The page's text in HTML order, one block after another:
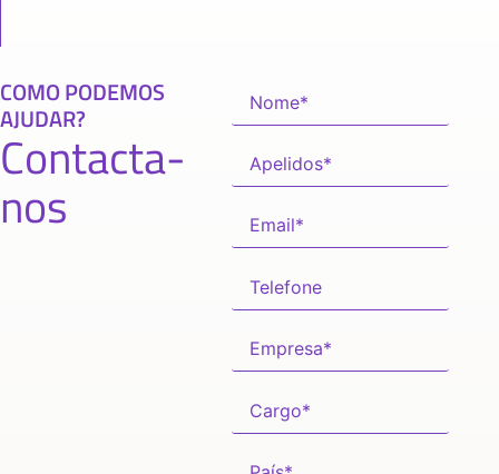
COMO PODEMOS
AJUDAR?
Contacta-
nos